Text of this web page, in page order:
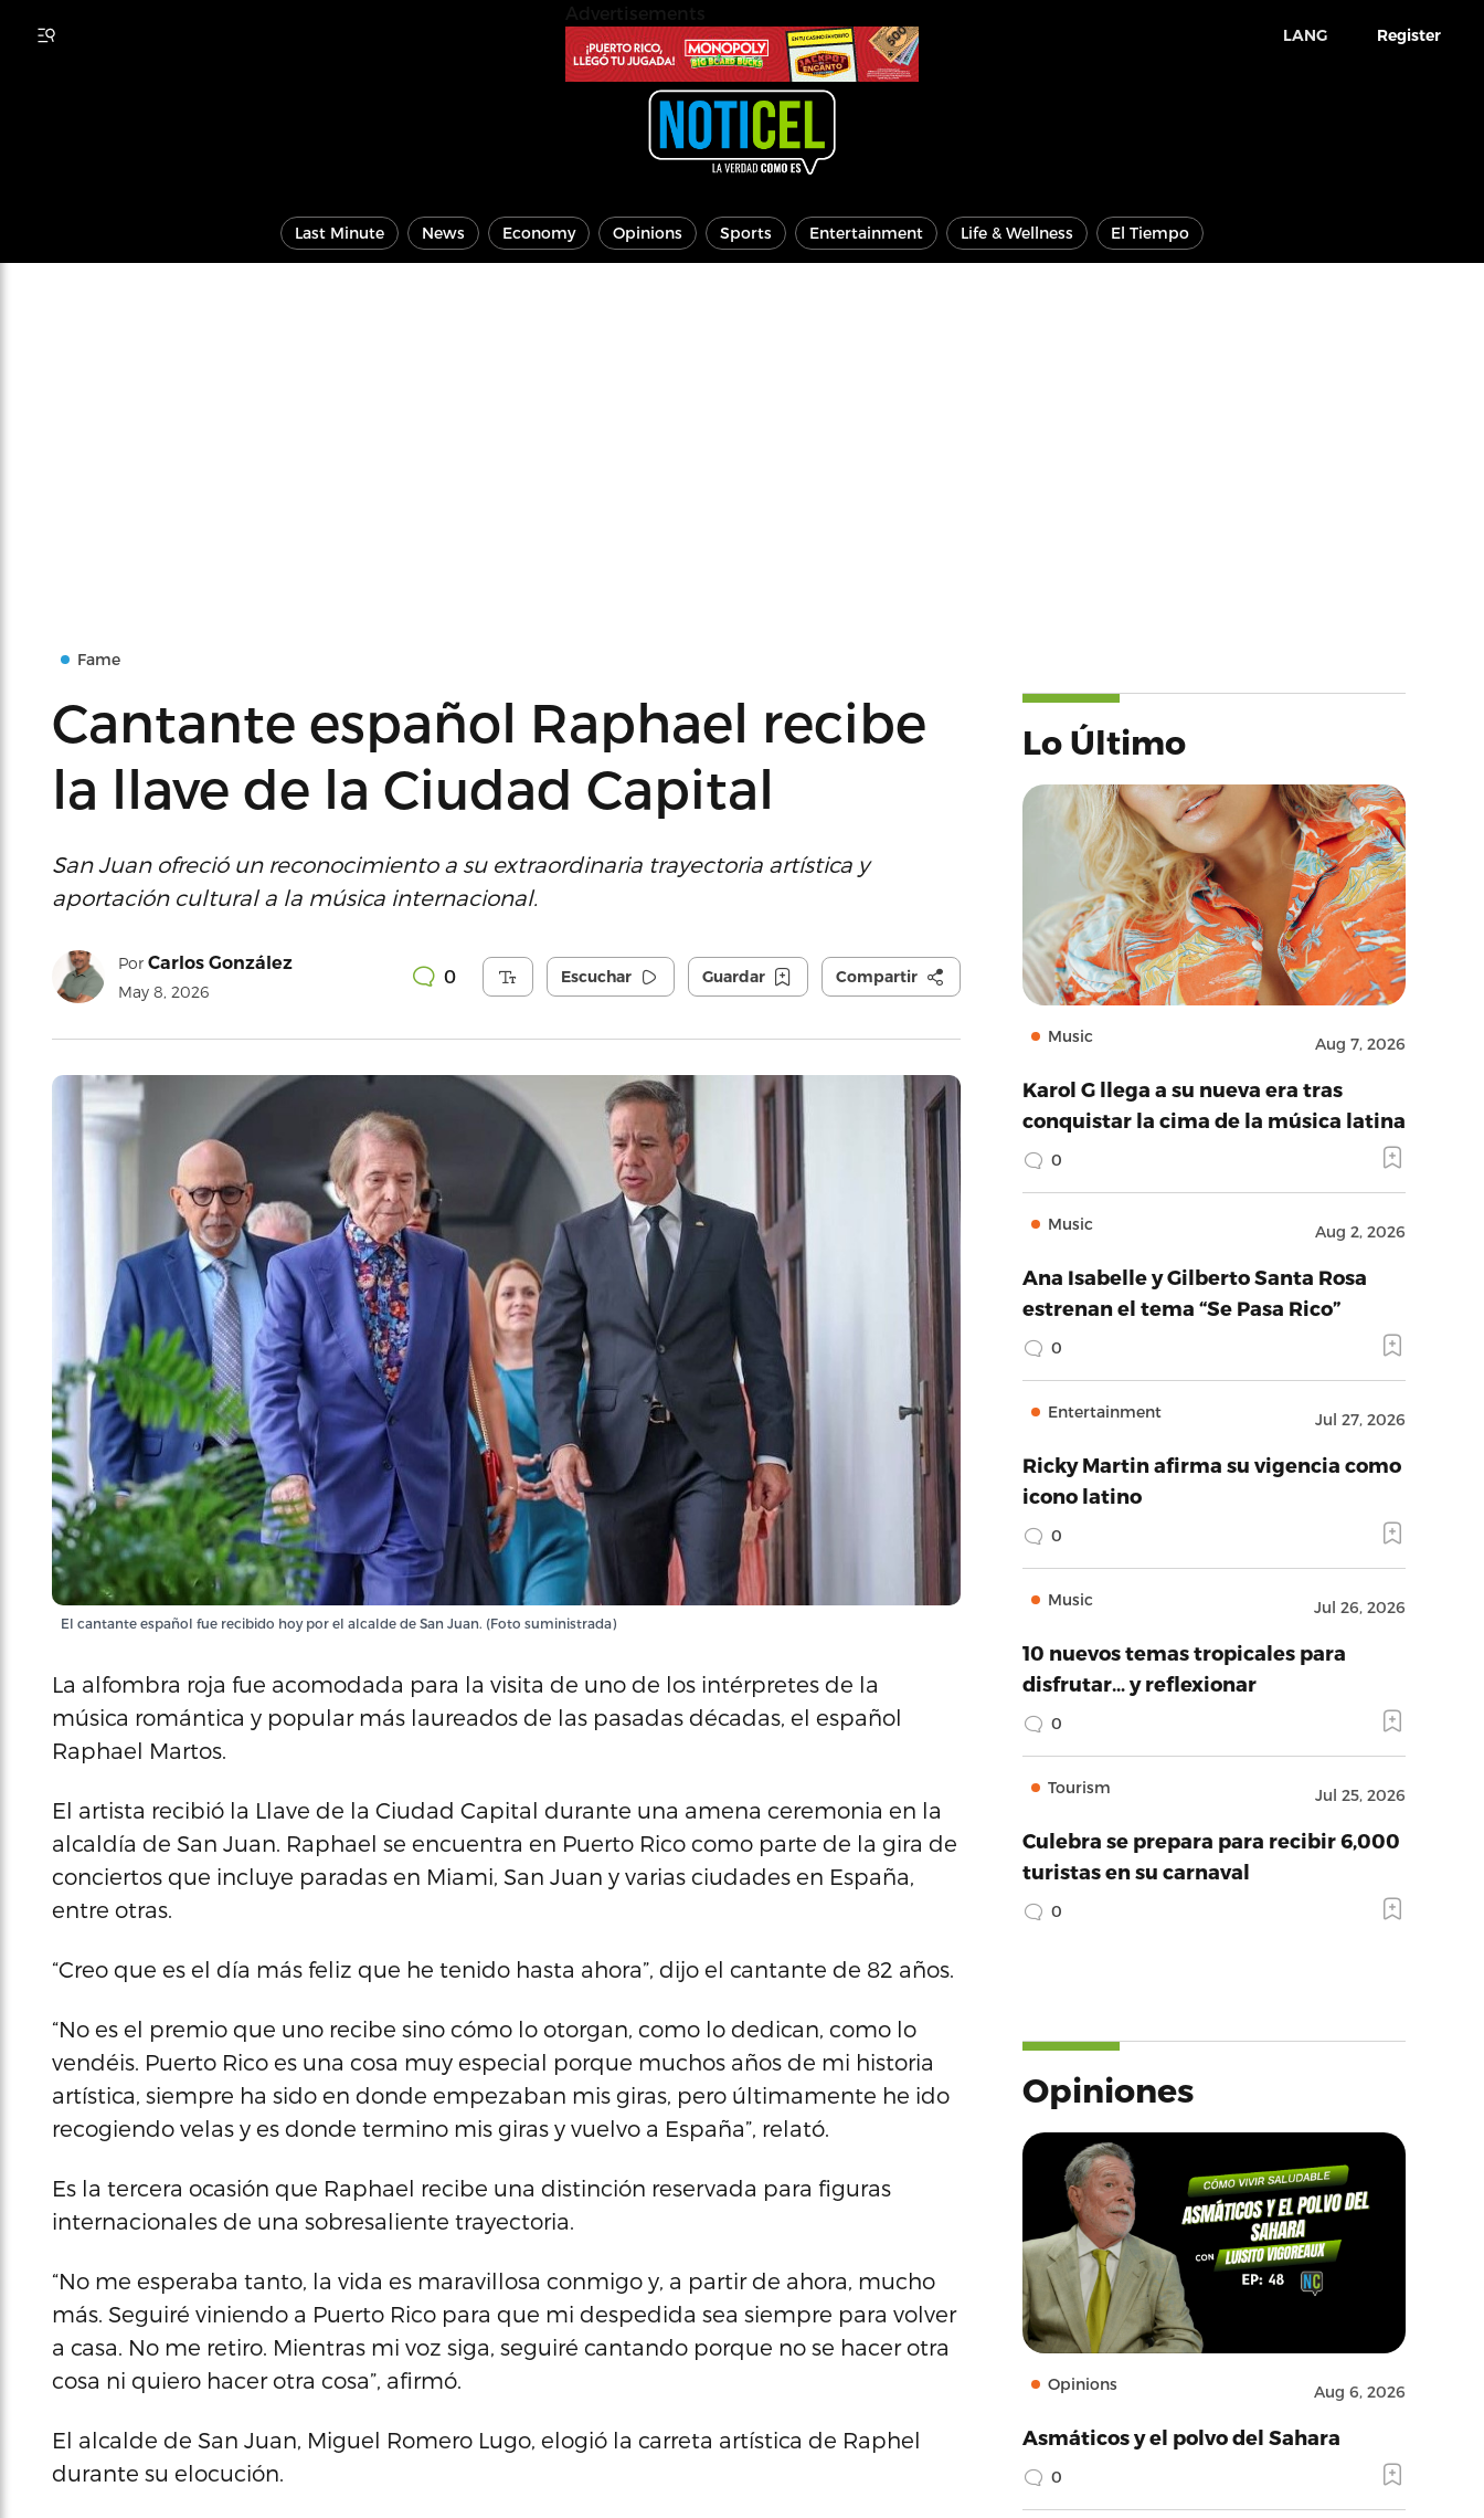
LANG Register
Last Minute News Economy Opinions Sports Entertainment Life & Wellness El Tiempo
Fame
Cantante español Raphael recibe
la llave de la Ciudad Capital
San Juan ofreció un reconocimiento a su extraordinaria trayectoria artística y
aportación cultural a la música internacional.
Por Carlos González
May 8, 2026
0 Escuchar Guardar Compartir
El cantante español fue recibido hoy por el alcalde de San Juan. (Foto suministrada)
La alfombra roja fue acomodada para la visita de uno de los intérpretes de la
música romántica y popular más laureados de las pasadas décadas, el español
Raphael Martos.
El artista recibió la Llave de la Ciudad Capital durante una amena ceremonia en la
alcaldía de San Juan. Raphael se encuentra en Puerto Rico como parte de la gira de
conciertos que incluye paradas en Miami, San Juan y varias ciudades en España,
entre otras.
“Creo que es el día más feliz que he tenido hasta ahora”, dijo el cantante de 82 años.
“No es el premio que uno recibe sino cómo lo otorgan, como lo dedican, como lo
vendéis. Puerto Rico es una cosa muy especial porque muchos años de mi historia
artística, siempre ha sido en donde empezaban mis giras, pero últimamente he ido
recogiendo velas y es donde termino mis giras y vuelvo a España”, relató.
Es la tercera ocasión que Raphael recibe una distinción reservada para figuras
internacionales de una sobresaliente trayectoria.
“No me esperaba tanto, la vida es maravillosa conmigo y, a partir de ahora, mucho
más. Seguiré viniendo a Puerto Rico para que mi despedida sea siempre para volver
a casa. No me retiro. Mientras mi voz siga, seguiré cantando porque no se hacer otra
cosa ni quiero hacer otra cosa”, afirmó.
El alcalde de San Juan, Miguel Romero Lugo, elogió la carreta artística de Raphel
durante su elocución.
Lo Último
Music Aug 7, 2026
Karol G llega a su nueva era tras
conquistar la cima de la música latina
0
Music Aug 2, 2026
Ana Isabelle y Gilberto Santa Rosa
estrenan el tema “Se Pasa Rico”
0
Entertainment Jul 27, 2026
Ricky Martin afirma su vigencia como
icono latino
0
Music Jul 26, 2026
10 nuevos temas tropicales para
disfrutar… y reflexionar
0
Tourism Jul 25, 2026
Culebra se prepara para recibir 6,000
turistas en su carnaval
0
Opiniones
Opinions Aug 6, 2026
Asmáticos y el polvo del Sahara
0